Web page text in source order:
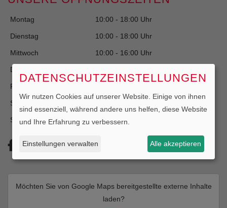
Montag 10:00 - 18:00 Uhr
Dienstag 10:00 - 18:00 Uhr
Mittwoch 10:00 - 16:00 Uhr
Donnerstag
Freitag
Samstag
Sonntag Geschlossen
Möchten Sie von Google Mapsbereitgestellte externe Inhalte
laden?
DATENSCHUTZEINSTELLUNGEN
Wir nutzen Cookies auf unserer Website. Einige von ihnen
sind essenziell, während andere uns helfen, diese Website
und Ihre Erfahrung zu verbessern.
Einstellungen verwalten Alle akzeptieren